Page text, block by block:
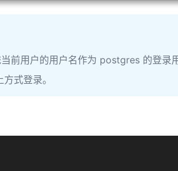
前用户的用户名作为 postgres 的登录
式登录。